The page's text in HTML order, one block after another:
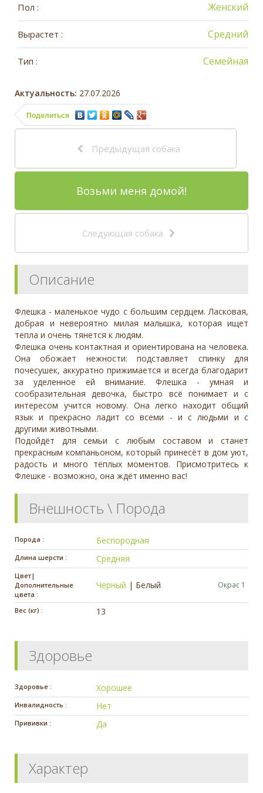
Пол : Женский
Вырастет : Средний
Тип : Семейная
Актуальность: 27.07.2026
Поделиться
Предыдущая собака
Возьми меня домой!
Следующая собака
Описание
Флешка - маленькое чудо с большим сердцем. Ласковая,
добрая и невероятно милая малышка, которая ищет
тепла и очень тянется к людям.
Флешка очень контактная и ориентирована на человека.
Она обожает нежности: подставляет спинку для
почесушек, аккуратно прижимается и всегда благодарит
за уделенное ей внимание. Флешка - умная и
сообразительная девочка, быстро всё понимает и с
интересом учится новому. Она легко находит общий
язык и прекрасно ладит со всеми - и с людьми и с
другими животными.
Подойдёт для семьи с любым составом и станет
прекрасным компаньоном, который принесёт в дом уют,
радость и много тёплых моментов. Присмотритесь к
Флешке - возможно, она ждёт именно вас!
Внешность \ Порода
Порода : Беспородная
Длина шерсти : Средняя
Цвет|
Дополнительные
цвета :
Черный | Белый Окрас 1
Вес (кг) : 13
Здоровье
Здоровье : Хорошее
Инвалидность : Нет
Прививки : Да
Характер